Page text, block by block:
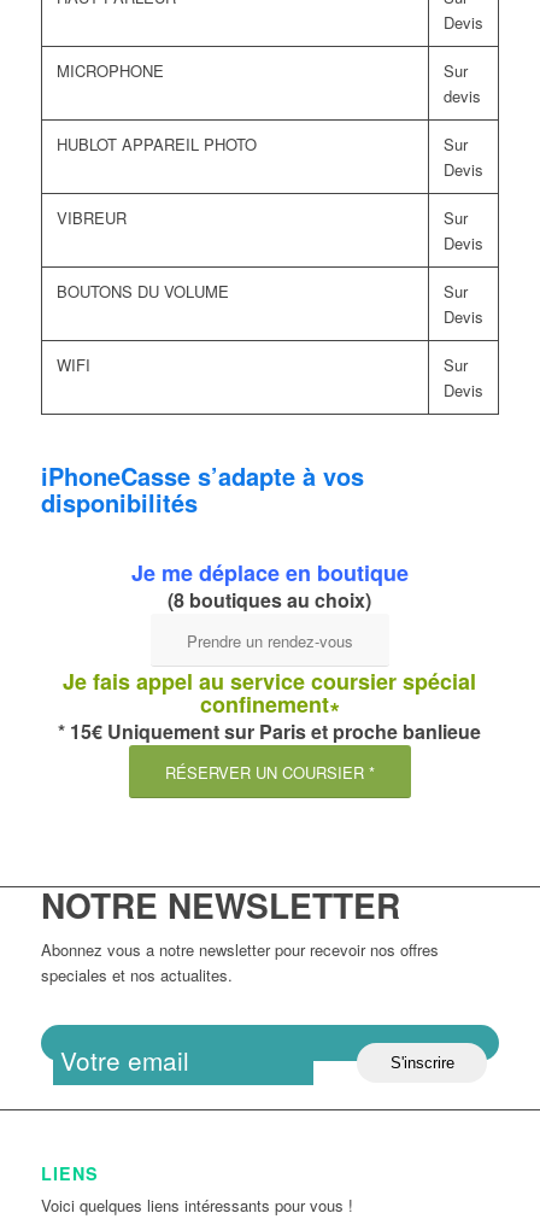
Devis
MICROPHONE
Sur
devis
HUBLOT APPAREIL PHOTO
Sur
Devis
VIBREUR
Sur
Devis
BOUTONS DU VOLUME
Sur
Devis
WIFI
Sur
Devis
iPhoneCasse s’adapte à vos
disponibilités
Je me déplace en boutique
(8 boutiques au choix)
Prendre un rendez-vous
Je fais appel au service coursier spécial
confinement∗
* 15€ Uniquement sur Paris et proche banlieue
RÉSERVER UN COURSIER *
NOTRE NEWSLETTER
Abonnez vous a notre newsletter pour recevoir nos offres
speciales et nos actualites.
LIENS
Voici quelques liens intéressants pour vous !